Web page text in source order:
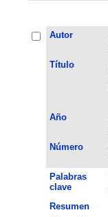
Autor
Título
Año
Número
Palabras
clave
Resumen